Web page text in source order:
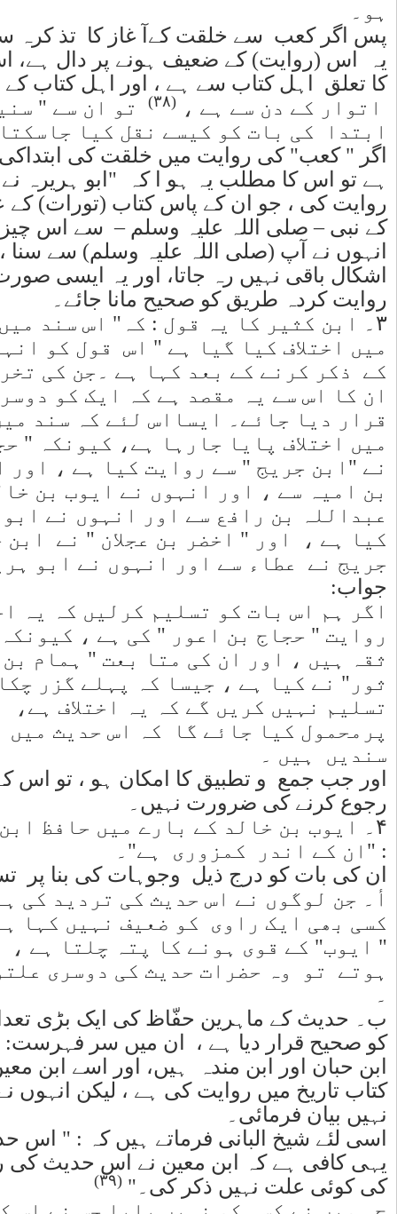
سے ہے ، تو
کہ " کعب "
کا آ غاز
خلقت کی
" کے دن سے
چیز کی
، اور اللہ
کی جو کچھ
کوئی
بخاری کی
کے بارے
حدیثوں
ہیں۔ اور
معلول
کے سلسلے
" وغیرہ
اسماعیل
وہ
روایت
اور ابن
کی ہے ۔
تو راجح
سے زیادہ
"محمد بن
ہم یہ
بات
کی دو
کی طرف
کہنا کہ
جائے گا :
اس کے
کے نزدیک
ضعیف
نہیں کرتے
" کی حدیث
خزیمہ ،
نے اپنی
علّت
کے لئے
، لیکن اس